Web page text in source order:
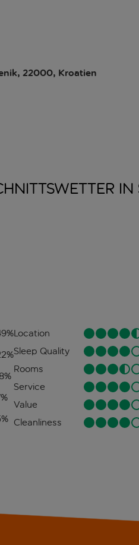
22000, Kroatien
IN
%
%
%
%
%
Location
Sleep Quality
Rooms
Service
Value
Cleanliness